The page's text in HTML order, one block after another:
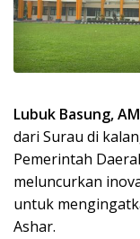
Lubuk Basung,
dari Surau di
Pemerintah
meluncurkan
untuk
Ashar.